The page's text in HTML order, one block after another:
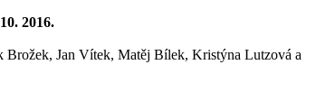
2016.
Brožek, Jan Vítek, Matěj Bílek, Kristýna Lutzová a